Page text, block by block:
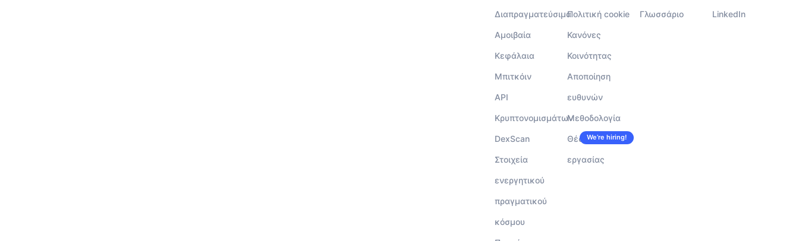
Διαπραγματεύσιμα
Αμοιβαία
Κεφάλαια
Μπιτκόιν
API
Κρυπτονομισμάτων
DexScan
Στοιχεία
ενεργητικού
πραγματικού
κόσμου
Πολιτική cookie
Κανόνες
Κοινότητας
Αποποίηση
ευθυνών
Μεθοδολογία
Θέσεις
εργασίας
We’re hiring!
Γλωσσάριο LinkedIn